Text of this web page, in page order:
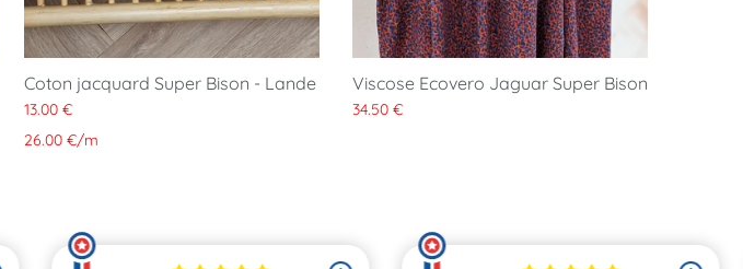
Coton jacquard Super Bison - Lande
13.00 €
26.00 €/m
Viscose Ecovero Jaguar Super Bison
34.50 €